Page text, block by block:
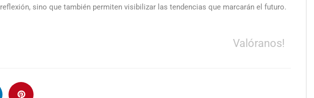
sino que también permiten visibilizar las tendencias que marcarán el futuro.
Valóranos!